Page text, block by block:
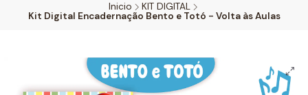
Inicio
KIT DIGITAL
Kit Digital Encadernação Bento e Totó - Volta às Aulas